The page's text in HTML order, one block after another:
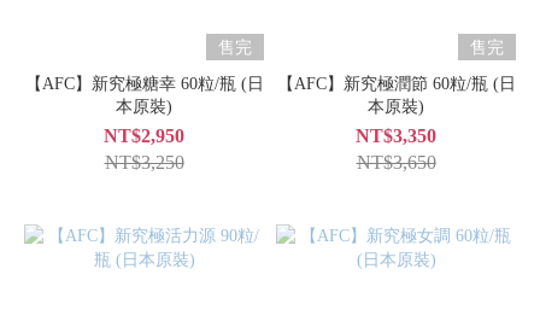
售完
【AFC】新究極糖幸 60粒/瓶 (日
本原裝)
NT$2,950
NT$3,250
售完
【AFC】新究極潤節 60粒/瓶 (日
本原裝)
NT$3,350
NT$3,650